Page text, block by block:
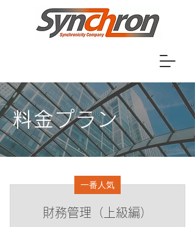
料金プラン
一番人気
財務管理（上級編）